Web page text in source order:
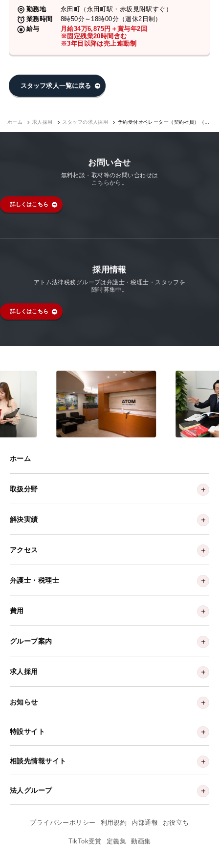
勤務地
永田町（永田町駅・赤坂見附駅すぐ）
業務時間
8時50分～18時00分（週休2日制）
給与
月給34万6,875円＋賞与年2回
※固定残業20時間含む
※3年目以降は売上連動制
スタッフ求人一覧に戻る
ホーム 求人採用 スタッフの求人採用
予約受付オペレーター（契約社員）（永
お問い合せ
無料相談・取材等のお問い合わせは
こちらから。
詳しくはこちら
採用情報
アトム法律税務グループは弁護士・税理士・スタッフを
随時募集中。
詳しくはこちら
ホーム
取扱分野
解決実績
アクセス
弁護士・税理士
費用
グループ案内
求人採用
お知らせ
特設サイト
相談先情報サイト
法人グループ
プライバシーポリシー 利用規約 内部通報 お役立ち
TikTok受賞 定義集 動画集